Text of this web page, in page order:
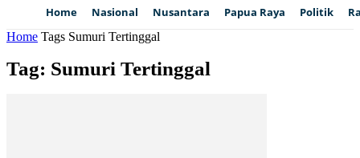
Home Nasional Nusantara Papua Raya Politik
Home Tags Sumuri Tertinggal
Tag: Sumuri Tertinggal